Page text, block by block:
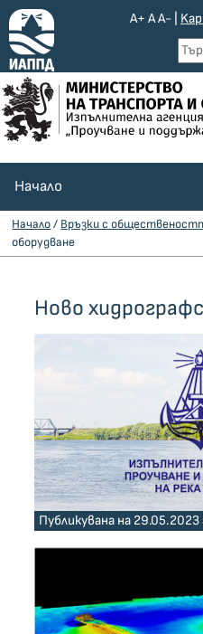
A+ AA-
Начало
Начало/ Връзки с
оборудване
Ново
Публикувана на 29.05.2023